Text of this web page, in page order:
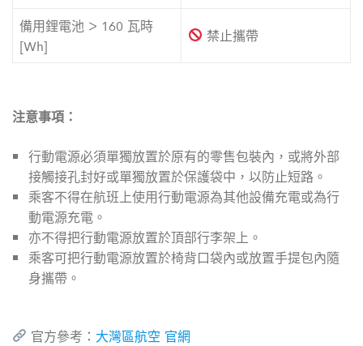
備用鋰電池 > 160 瓦時
[Wh]
禁止攜帶
注意事項：
行動電源必須單獨放置於原有的零售包裝內，或將外部
接觸接孔封好或單獨放置於保護袋中，以防止短路。
乘客不得在航班上使用行動電源為其他設備充電或為行
動電源充電。
亦不得把行動電源放置於頂部行李架上。
乘客可把行動電源放置於椅背口袋內或放置手提包內隨
身攜帶。
官方參考： 大灣區航空 官網